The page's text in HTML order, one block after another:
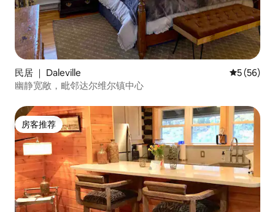
民居 ｜ Daleville 平均评分
5 (56)
幽静宽敞，毗邻达尔维尔镇中心
房客推荐
房客推荐